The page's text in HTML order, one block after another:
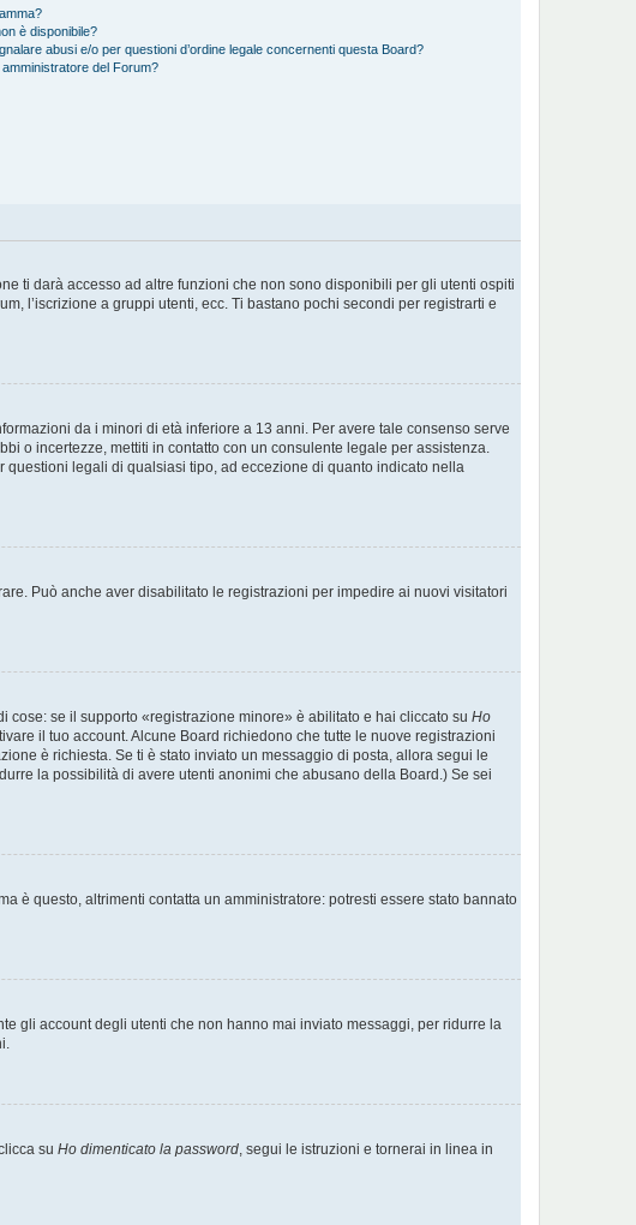
è disponibile?
abusi e/o per questioni d’ordine legale concernenti questa Board?
del Forum?
ti darà accesso ad altre funzioni che non sono disponibili per gli utenti ospiti
l’iscrizione a gruppi utenti, ecc. Ti bastano pochi secondi per registrarti e
da i minori di età inferiore a 13 anni. Per avere tale consenso serve
o incertezze, mettiti in contatto con un consulente legale per assistenza.
legali di qualsiasi tipo, ad eccezione di quanto indicato nella
Può anche aver disabilitato le registrazioni per impedire ai nuovi visitatori
cose: se il supporto «registrazione minore» è abilitato e hai cliccato su Ho
il tuo account. Alcune Board richiedono che tutte le nuove registrazioni
è richiesta. Se ti è stato inviato un messaggio di posta, allora segui le
la possibilità di avere utenti anonimi che abusano della Board.) Se sei
è questo, altrimenti contatta un amministratore: potresti essere stato bannato
gli account degli utenti che non hanno mai inviato messaggi, per ridurre la
su Ho dimenticato la password, segui le istruzioni e tornerai in linea in